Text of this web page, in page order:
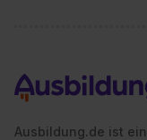
Ausbildung.de ist